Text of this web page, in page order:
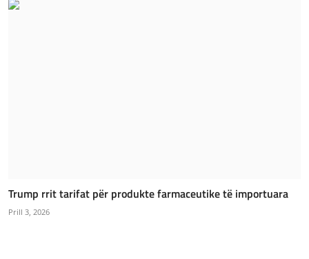
Trump rrit tarifat për produkte farmaceutike të importuara
Prill 3, 2026